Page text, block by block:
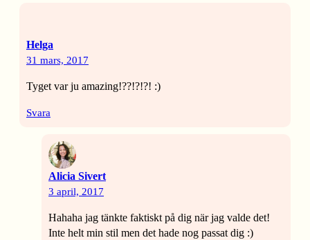
Helga
31 mars, 2017
Tyget var ju amazing!??!?!?! :)
Svara
Alicia Sivert
3 april, 2017
Hahaha jag tänkte faktiskt på dig när jag valde det!
Inte helt min stil men det hade nog passat dig :)